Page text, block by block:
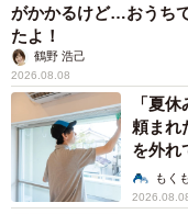
がかかるけど…おうち
たよ！
鶴野 浩己
2026.08.08
「夏
頼まれ
を外れ
説】もく